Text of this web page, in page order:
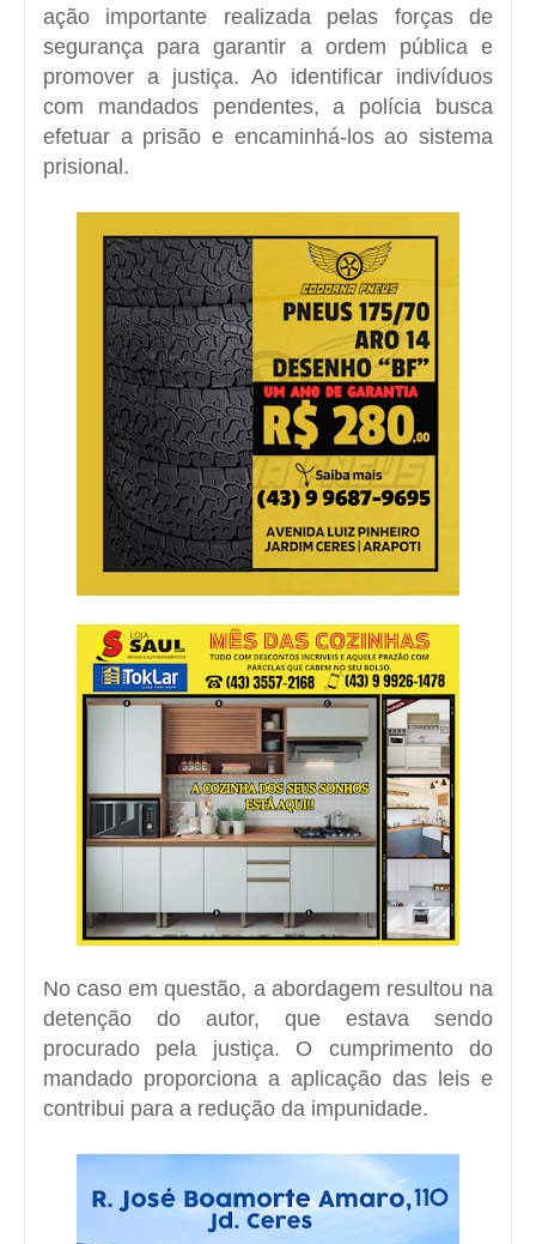
ação importante realizada pelas forças de
segurança para garantir a ordem pública e
promover a justiça. Ao identificar indivíduos
com mandados pendentes, a polícia busca
efetuar a prisão e encaminhá-los ao sistema
prisional.
No caso em questão, a abordagem resultou na
detenção do autor, que estava sendo
procurado pela justiça. O cumprimento do
mandado proporciona a aplicação das leis e
contribui para a redução da impunidade.